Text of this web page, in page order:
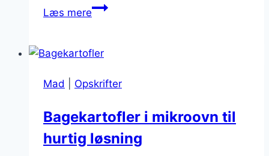
Læs mereBagekartofler
og
til
smag
Mad Opskrifter
Bagekartofler i mikroovn til
hurtig løsning